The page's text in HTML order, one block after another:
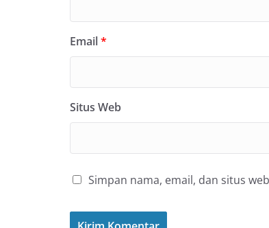
Email*
Situs Web
Simpan nama, email, dan situs